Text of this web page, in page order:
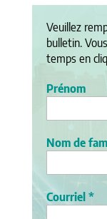
Veuillez
bulletin.
temps en
Prénom
Nom de
Courriel *